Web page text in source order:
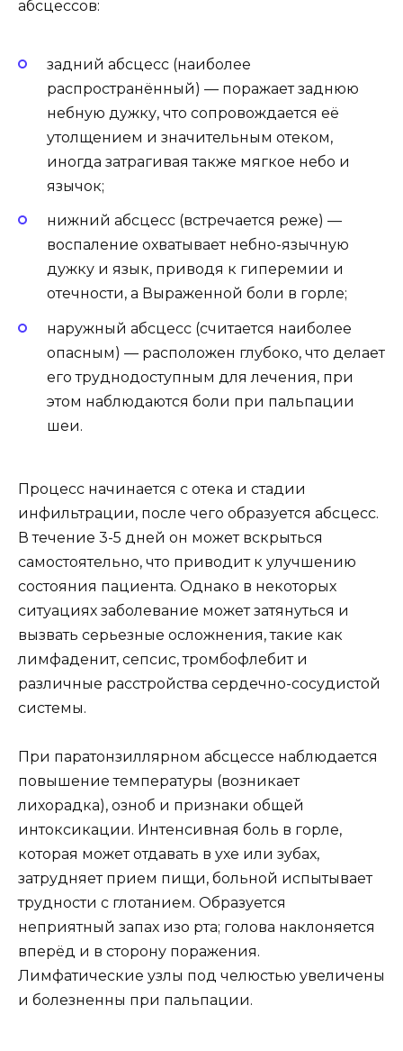
абсцессов:
задний абсцесс (наиболее
распространённый) — поражает заднюю
небную дужку, что сопровождается её
утолщением и значительным отеком,
иногда затрагивая также мягкое небо и
язычок;
нижний абсцесс (встречается реже) —
воспаление охватывает небно-язычную
дужку и язык, приводя к гиперемии и
отечности, а Выраженной боли в горле;
наружный абсцесс (считается наиболее
опасным) — расположен глубоко, что делает
его труднодоступным для лечения, при
этом наблюдаются боли при пальпации
шеи.
Процесс начинается с отека и стадии
инфильтрации, после чего образуется абсцесс.
В течение 3-5 дней он может вскрыться
самостоятельно, что приводит к улучшению
состояния пациента. Однако в некоторых
ситуациях заболевание может затянуться и
вызвать серьезные осложнения, такие как
лимфаденит, сепсис, тромбофлебит и
различные расстройства сердечно-сосудистой
системы.
При паратонзиллярном абсцессе наблюдается
повышение температуры (возникает
лихорадка), озноб и признаки общей
интоксикации. Интенсивная боль в горле,
которая может отдавать в ухе или зубах,
затрудняет прием пищи, больной испытывает
трудности с глотанием. Образуется
неприятный запах изо рта; голова наклоняется
вперёд и в сторону поражения.
Лимфатические узлы под челюстью увеличены
и болезненны при пальпации.